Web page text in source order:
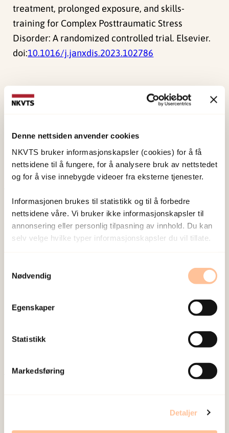
Denne nettsiden anvender cookies
NKVTS bruker informasjonskapsler (cookies) for å få
nettsidene til å fungere, for å analysere bruk av nettstedet
og for å vise innebygde videoer fra eksterne tjenester.
Informasjonen brukes til statistikk og til å forbedre
nettsidene våre. Vi bruker ikke informasjonskapsler til
annonsering eller personlig tilpasning av innhold. Du kan
selv velge hvilke typer informasjonskapsler du vil tillate.
Nødvendig
Egenskaper
Statistikk
Markedsføring
Detaljer
treatment, prolonged exposure, and skills-
training for Complex Posttraumatic Stress
Disorder: A randomized controlled trial. Elsevier.
doi:10.1016/j.janxdis.2023.102786
Forskerne
Vis profil
Publisert:19. mars 2026
Sist redigert:10. august 2026
om vold og traumatisk stress. Formålet er å bidra
sosiale konsekvensene som vold og traumatisk